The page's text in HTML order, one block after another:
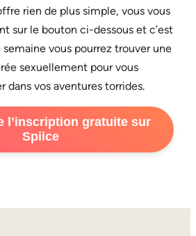
rien de plus simple, vous vous
sur le bouton ci-dessous et c’est
vous pourrez trouver une
sexuellement pour vous
dans vos aventures torrides.
l’inscription gratuite sur
Spiice